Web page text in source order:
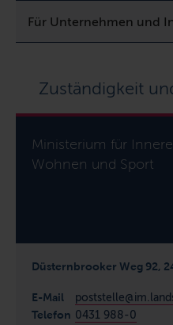
Für Unternehmen und
Zuständigkeit
Ministerium für
Wohnen und Sport
Düsternbrooker Weg 92,
E-Mail
Telefon 0431 988-0